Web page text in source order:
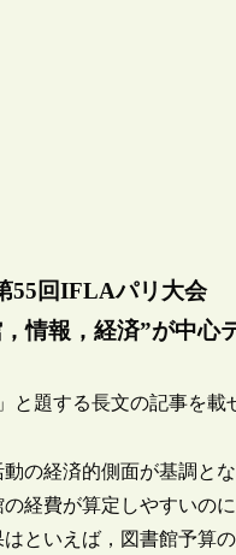
55回IFLAパリ大会
情報，経済”が中心
題する長文の記事を載
の経済的側面が基調と
経費が算定しやすいの
といえば，図書館予算